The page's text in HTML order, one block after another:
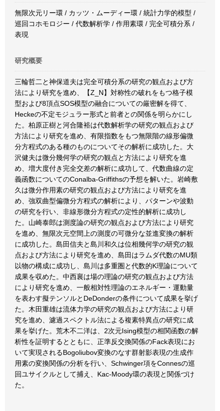
無限次元リー環 / カッツ・ムーディー環 / 統計力学的模型 /
巡回コホモロジー / 代数解析学 / 作用素環 / 完全可積分系 /
表現
研究概要
三輪哲二と神保道夫は完全可積分系の研究の観点および方
法により研究を進め、【Z_N】対称性の破れをもつ格子模
型および8頂点SOS模型の融合についての厳密解を得て、
Heckeの不定モジュラー形式と前者との関係を明らかにし
た。柏原正樹と河合隆裕は代数解析学の研究の観点および
方法により研究を進め、有限指数をもつ無限階の線形偏微
分方程式のある種のものについてその解析に成功した。大
沢健夫は微分幾何学の研究の観点と方法により研究を進
め、増大度付き完全交差の解析に成功して、代数曲線の定
義函数についてのConalba-Griffithsの予想を解いた。岩崎敷
久は微分作用素の研究の観点および方法により研究を進
め、強双曲型偏微分方程式の解析により、パターンや波動
の研究を行い、非線形微分方程式の定性的解析に成功し
た。山崎泰郎は測度論の研究の観点および方法により研究
を進め、無限次元空間上の測度の可微分な並進変換の解析
に成功した。島田信夫と島川和久は位相幾何学の研究の観
点および方法により研究を進め、島田はラムダ代数のMU類
以物の構成に成功し、島川は多重圏と代数的K理論について
成果を収めた。中西襄は場の理論の研究の観点および方法
により研究を進め、一般相対性理論のエネルギー・運動量
を表わす擬テンソルとDeDonderの条件について成果を挙げ
た。木田重雄は流体力学の研究の観点および方法により研
究を進め、濾過スペクトル法による複素特異点の研究に成
果を挙げた。荒木不二洋は、2次元Ising模型の相関函数の解
析性を証明するとともに、正準反交換関係のFack表現にお
いて実現されるBogoliubov変換のなす群射影表現の生成作
用素の変換関係の分析を行い、Schwinger項をConnesの巡
回ユサイクルとして捕え、Kac-Moody環の表現と関係づけ
た。